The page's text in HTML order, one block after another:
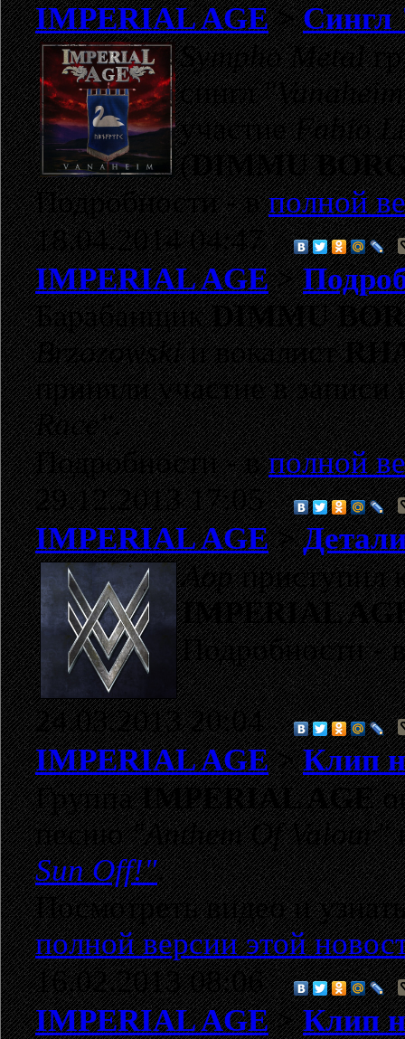
IMPERIAL AGE>Сингл
Sympho Metal
сингл
участиеFabio
(DIMMU
Подробности - вполной
18.04.2014 04:47
IMPERIAL AGE>
БарабанщикDIMMU
Brzozowskiи вокалист
приняли участие в
Race".
Подробности - вполной
29.12.2013 17:05
IMPERIAL AGE>
Aорприступил
IMPERIAL
Подробности -
24.03.2013 20:04
IMPERIAL AGE>Клип
ГруппаIMPERIAL AGE
песню"Anthem Of Valour"
Sun Off!".
Посмотреть видео и
полной версии этой
16.02.2013 08:06
IMPERIAL AGE>Клип